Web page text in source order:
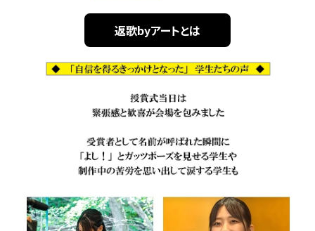
返歌byアートとは